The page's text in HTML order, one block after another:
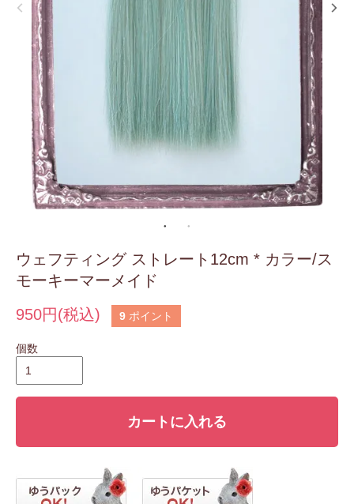
ウェフティング ストレート12cm * カラー/ス
モーキーマーメイド
950円(税込)
9 ポイント
個数
カートに入れる